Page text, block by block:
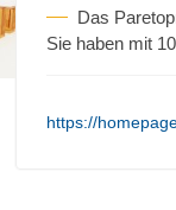
Das
Sie haben mit
https://